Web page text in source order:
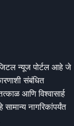
न्यूज पोर्टल आहे जे
संबंधित
आणि विश्वासार्ह
नागरिकांपर्यंत